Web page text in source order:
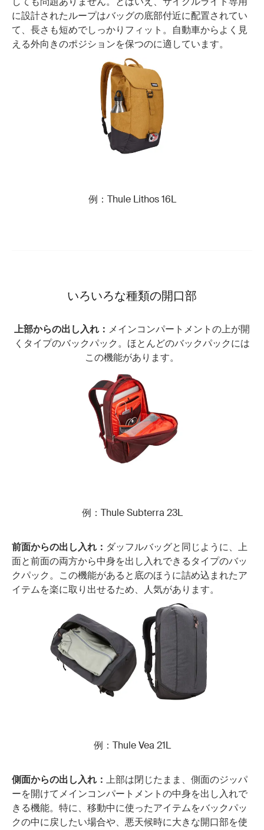
に設計されたループはバッグの底部付近に配置されてい
て、長さも短めでしっかりフィット。自動車からよく見
える外向きのポジションを保つのに適しています。
例：Thule Lithos 16L
いろいろな種類の開口部
上部からの出し入れ： メインコンパートメントの上が開
くタイプのバックパック。ほとんどのバックパックには
この機能があります。
例：Thule Subterra 23L
前面からの出し入れ： ダッフルバッグと同じように、上
面と前面の両方から中身を出し入れできるタイプのバッ
クパック。この機能があると底のほうに詰め込まれたア
イテムを楽に取り出せるため、人気があります。
例：Thule Vea 21L
側面からの出し入れ： 上部は閉じたまま、側面のジッパ
ーを開けてメインコンパートメントの中身を出し入れで
きる機能。特に、移動中に使ったアイテムをバックパッ
クの中に戻したい場合や、悪天候時に大きな開口部を使